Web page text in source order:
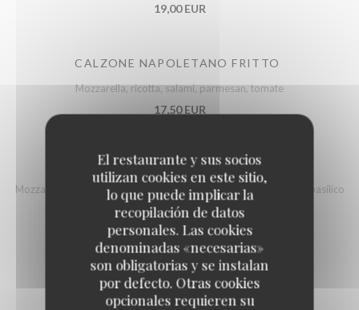
El restaurante y sus socios
utilizan cookies en este sitio,
lo que puede implicar la
recopilación de datos
personales. Las cookies
denominadas «necesarias»
son obligatorias y se instalan
por defecto. Otras cookies
opcionales requieren su
19,00 EUR
CALZONE NAPOLETANO FRITTO
Mozzarella, ricotta, salami, parmesan, tomate
17,50 EUR
FILETTO
Mozzarella de bufflone, pomodorini, rucola, parmesan origano, basilico
17,00 EUR
BRESAOLA
Mozzarella, bresaola, roquette, parmesan